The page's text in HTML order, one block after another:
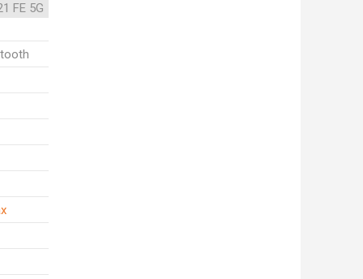
FE 5G